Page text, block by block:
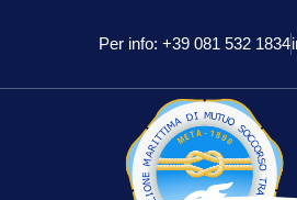
Per info: +39 081 532 1834